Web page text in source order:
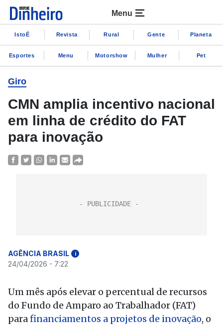
Menu
IstoÉ Revista Rural Gente Planeta
Esportes Menu Motorshow Mulher Pet
Giro
CMN amplia incentivo nacional
em linha de crédito do FAT
para inovação
AGÊNCIA BRASIL i
24/04/2026 - 7:22
Um mês após elevar o percentual de recursos
do Fundo de Amparo ao Trabalhador (FAT)
parafinanciamentos a projetos de inovação, o